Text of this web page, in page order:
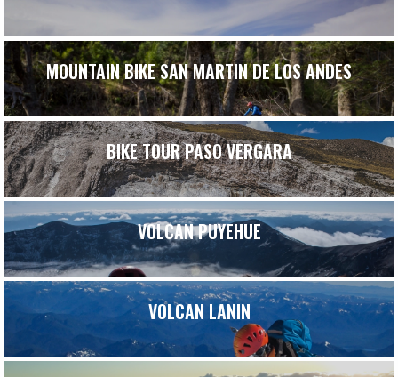
MOUNTAIN BIKE SAN MARTIN DE LOS ANDES
BIKE TOUR PASO VERGARA
VOLCAN PUYEHUE
VOLCAN LANIN